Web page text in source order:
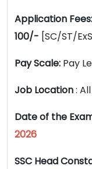
Application Fees:
100/- [SC/ST/
Pay Scale: Pay
Job Location:
Date of the
2026
SSC Head